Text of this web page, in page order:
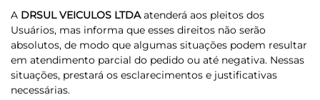
A DRSUL VEICULOS LTDAatenderá aos pleitos dos
Usuários, mas informa que esses direitos não serão
absolutos, de modo que algumas situações podem resultar
em atendimento parcial do pedido ou até negativa. Nessas
situações, prestará os esclarecimentos e justificativas
necessárias.